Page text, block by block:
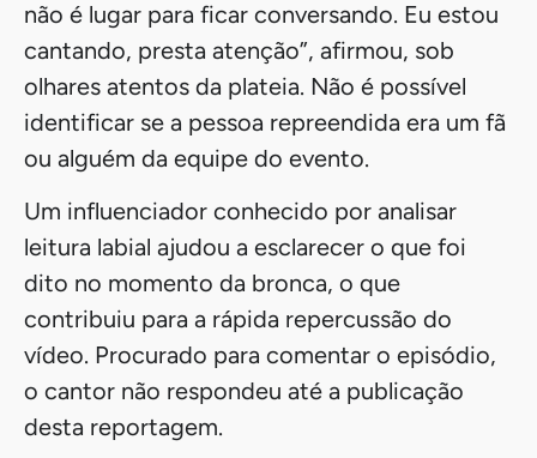
não é lugar para ficar conversando. Eu estou
cantando, presta atenção”, afirmou, sob
olhares atentos da plateia. Não é possível
identificar se a pessoa repreendida era um fã
ou alguém da equipe do evento.
Um influenciador conhecido por analisar
leitura labial ajudou a esclarecer o que foi
dito no momento da bronca, o que
contribuiu para a rápida repercussão do
vídeo. Procurado para comentar o episódio,
o cantor não respondeu até a publicação
desta reportagem.